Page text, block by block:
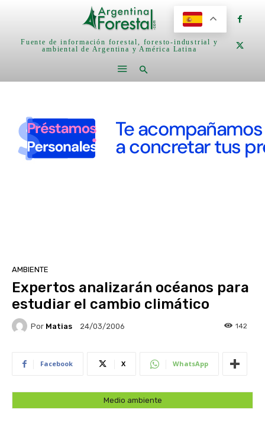
Fuente de información forestal, foresto-industrial y
ambiental de Argentina y América Latina
AMBIENTE
Expertos analizarán océanos para
estudiar el cambio climático
Por Matias 24/03/2006 142
Facebook X WhatsApp
Medio ambiente